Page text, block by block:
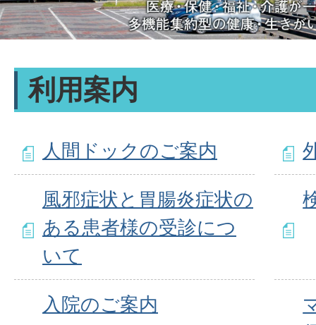
利用案内
人間ドックのご案内
風邪症状と胃腸炎症状の
ある患者様の受診につ
いて
入院のご案内